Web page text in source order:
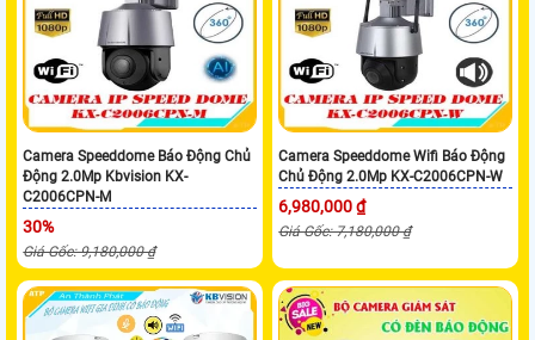
Camera Speeddome Báo Động Chủ
Động 2.0Mp Kbvision KX-
C2006CPN-M
30%
Giá Gốc: 9,180,000 ₫
Camera Speeddome Wifi Báo Động
Chủ Động 2.0Mp KX-C2006CPN-W
6,980,000 ₫
Giá Gốc: 7,180,000 ₫